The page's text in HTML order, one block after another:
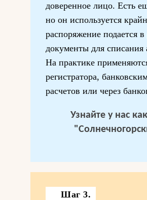
доверенное лицо. Есть
но он используется
распоряжение подается
документы для списания
На практике
регистратора,
расчетов или через
Узнайте у нас
Шаг 3.